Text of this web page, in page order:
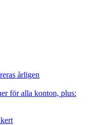
årligen
för alla konton, plus: